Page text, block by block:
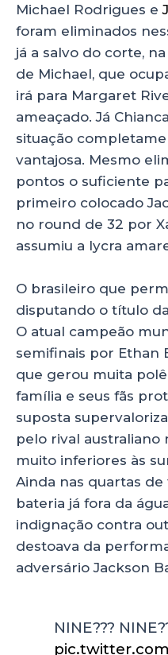
Michael Rodrigues e
foram eliminados
já a salvo do corte,
de Michael, que
irá para Margaret
ameaçado. Já
situação
vantajosa. Mesmo
pontos o suficiente
primeiro colocado
no round de 32 por
assumiu a lycra
O brasileiro que
disputando o título
O atual campeão
semifinais por Ethan
que gerou muita
família e seus fãs
suposta
pelo rival australiano
muito inferiores às
Ainda nas quartas
bateria já fora da
indignação contra
destoava da
adversário Jackson
NINE???